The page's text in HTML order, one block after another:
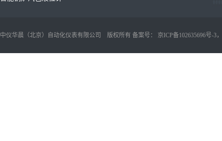
中仪华晨（北京）自动化仪表有限公司 版权所有 备案号： 京ICP备102635696号-3，